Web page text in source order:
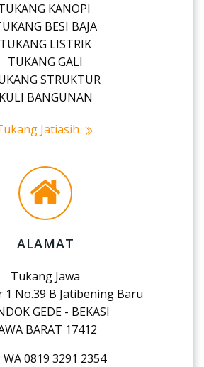
KANOPI
BESI BAJA
TUKANG LISTRIK
TUKANG GALI
STRUKTUR
KULI BANGUNAN
Jatiasih
ALAMAT
Tukang Jawa
1 No.39 B Jatibening Baru
GEDE - BEKASI
BARAT 17412
WA 0819 3291 2354